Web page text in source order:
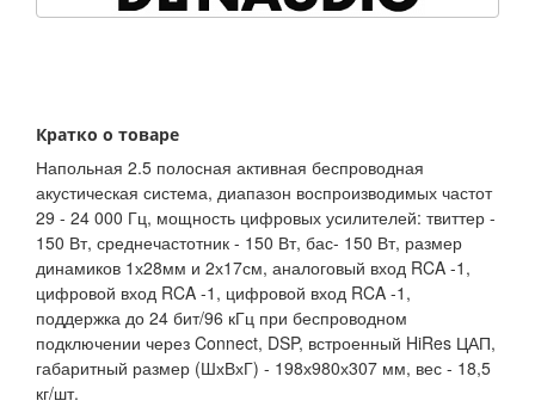
Кратко о товаре
Напольная 2.5 полосная активная беспроводная
акустическая система, диапазон воспроизводимых частот
29 - 24 000 Гц, мощность цифровых усилителей: твиттер -
150 Вт, среднечастотник - 150 Вт, бас- 150 Вт, размер
динамиков 1х28мм и 2х17см, аналоговый вход RCA -1,
цифровой вход RCA -1, цифровой вход RCA -1,
поддержка до 24 бит/96 кГц при беспроводном
подключении через Connect, DSP, встроенный HiRes ЦАП,
габаритный размер (ШхВхГ) - 198х980х307 мм, вес - 18,5
кг/шт.